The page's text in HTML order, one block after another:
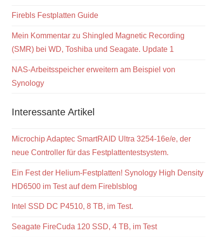
Firebls Festplatten Guide
Mein Kommentar zu Shingled Magnetic Recording
(SMR) bei WD, Toshiba und Seagate. Update 1
NAS-Arbeitsspeicher erweitern am Beispiel von
Synology
Interessante Artikel
Microchip Adaptec SmartRAID Ultra 3254-16e/e, der
neue Controller für das Festplattentestsystem.
Ein Fest der Helium-Festplatten! Synology High Density
HD6500 im Test auf dem Fireblsblog
Intel SSD DC P4510, 8 TB, im Test.
Seagate FireCuda 120 SSD, 4 TB, im Test